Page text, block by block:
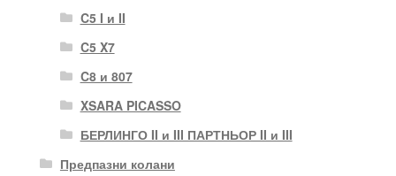
C5 I и II
C5 X7
C8 и 807
XSARA PICASSO
БЕРЛИНГО II и III ПАРТНЬОР II и III
Предпазни колани